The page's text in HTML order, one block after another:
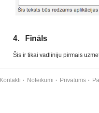
4. Fināls
Šis ir tikai vadlīniju pirmais
Kontakti Noteikumi Privātums